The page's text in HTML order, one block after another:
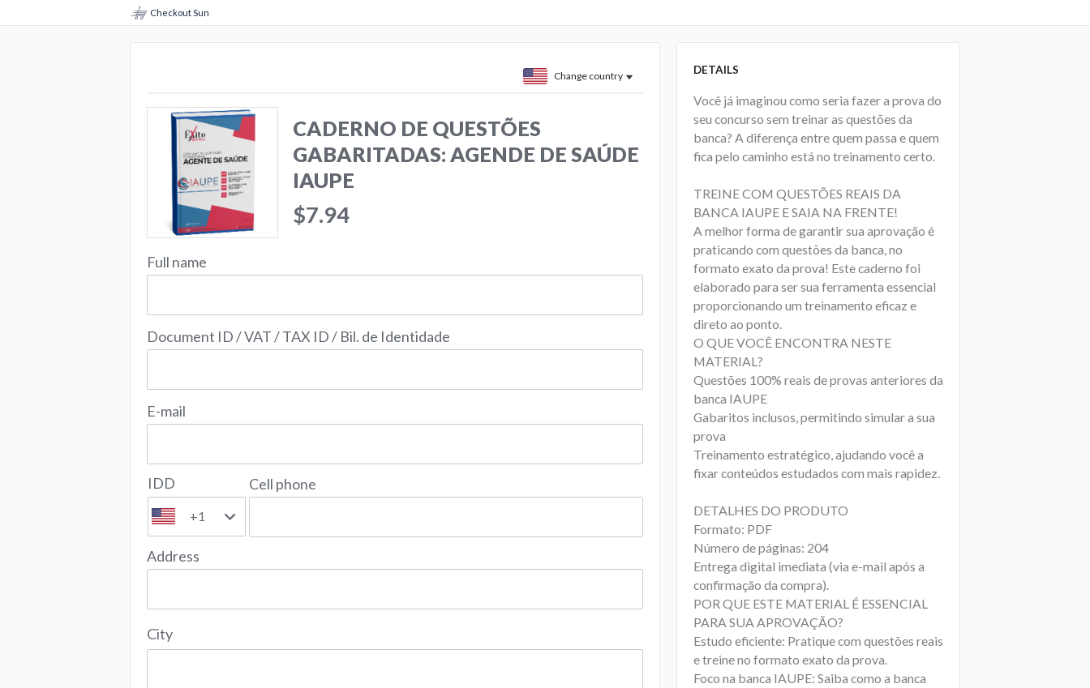
Checkout Sun
Change country
CADERNO DE QUESTÕES
GABARITADAS: AGENDE DE SAÚDE
IAUPE
$7.94
Full name
Document ID / VAT / TAX ID / Bil. de Identidade
E-mail
IDD
+1
Cell phone
Address
City
DETAILS
Você já imaginou como seria fazer a prova do
seu concurso sem treinar as questões da
banca? A diferença entre quem passa e quem
fica pelo caminho está no treinamento certo.
TREINE COM QUESTÕES REAIS DA
BANCA IAUPE E SAIA NA FRENTE!
A melhor forma de garantir sua aprovação é
praticando com questões da banca, no
formato exato da prova! Este caderno foi
elaborado para ser sua ferramenta essencial
proporcionando um treinamento eficaz e
direto ao ponto.
O QUE VOCÊ ENCONTRA NESTE
MATERIAL?
Questões 100% reais de provas anteriores da
banca IAUPE
Gabaritos inclusos, permitindo simular a sua
prova
Treinamento estratégico, ajudando você a
fixar conteúdos estudados com mais rapidez.
DETALHES DO PRODUTO
Formato: PDF
Número de páginas: 204
Entrega digital imediata (via e-mail após a
confirmação da compra).
POR QUE ESTE MATERIAL É ESSENCIAL
PARA SUA APROVAÇÃO?
Estudo eficiente: Pratique com questões reais
e treine no formato exato da prova.
Foco na banca IAUPE: Saiba como a banca